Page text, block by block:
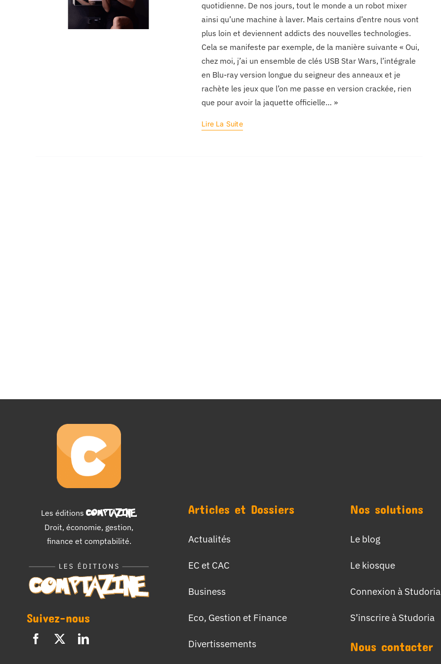
quotidienne. De nos jours, tout le monde a un robot mixer
ainsi qu’une machine à laver. Mais certains d’entre nous vont
plus loin et deviennent addicts des nouvelles technologies.
Cela se manifeste par exemple, de la manière suivante « Oui,
chez moi, j’ai un ensemble de clés USB Star Wars, l’intégrale
en Blu-ray version longue du seigneur des anneaux et je
rachète les jeux que l’on me passe en version crackée, rien
que pour avoir la jaquette officielle… »
Lire La Suite
Les éditions COMPTAZINE.
Droit, économie, gestion,
finance et comptabilité.
Suivez-nous
Articles et Dossiers
Actualités
EC et CAC
Business
Eco, Gestion et Finance
Divertissements
Nos solutions
Le blog
Le kiosque
Connexion à Studoria
S’inscrire à Studoria
Nous contacter